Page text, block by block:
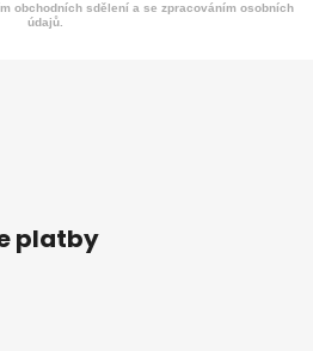
obchodních sdělení a se zpracováním osobních
údajů.
platby